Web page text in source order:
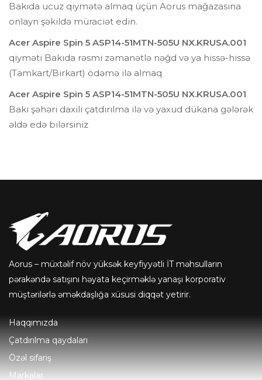
Bakıda ucuz qiymətə almaq üçün Aorus mağazasına
onlayn şəkildə müraciət edin.
Acer Aspire Spin 5 ASP14-51MTN-505U NX.KRUSA.001
qiyməti Bakıda rəsmi zəmanətlə nəğd və ya hissə-hissə
(Tamkart/Birkart) ödəmə ilə almaq
Acer Aspire Spin 5 ASP14-51MTN-505U NX.KRUSA.001
Bakı şəhəri daxili çatdırılma ilə və yaxud dükana gələrək
əldə edə bilərsiniz
Aorus – müxtəlif növ yüksək keyfiyyətli İT məhsulların
pərakəndə satışını həyata keçirməklə yanaşı korporativ
müştərilərlə əməkdaşlığa xüsusi diqqət yetirir.
Haqqımızda
Çatdırılma qaydaları
Özəl sifariş
Markalar